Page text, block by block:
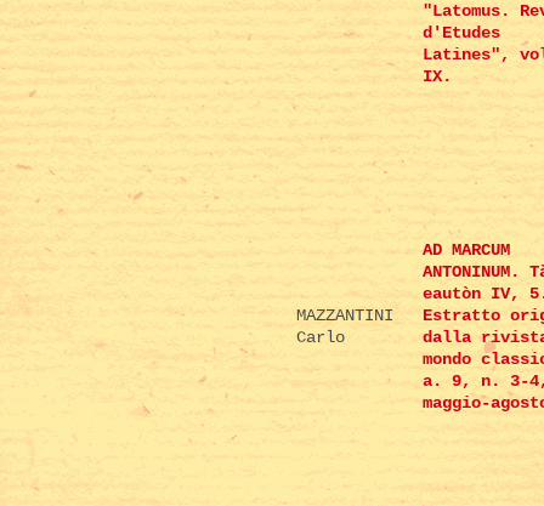
"Latomus.
d'Etudes
Latines",
IX.
MAZZANTINI
Carlo
AD MARCUM
ANTONINUM.
eautòn IV,
Estratto
dalla
mondo
a. 9, n. 3-
maggio-